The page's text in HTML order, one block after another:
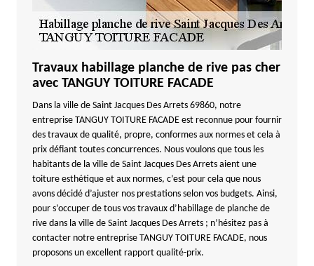
Travaux habillage planche de rive pas cher
avec TANGUY TOITURE FACADE
Dans la ville de Saint Jacques Des Arrets 69860, notre
entreprise TANGUY TOITURE FACADE est reconnue pour fournir
des travaux de qualité, propre, conformes aux normes et cela à
prix défiant toutes concurrences. Nous voulons que tous les
habitants de la ville de Saint Jacques Des Arrets aient une
toiture esthétique et aux normes, c’est pour cela que nous
avons décidé d’ajuster nos prestations selon vos budgets. Ainsi,
pour s’occuper de tous vos travaux d’habillage de planche de
rive dans la ville de Saint Jacques Des Arrets ; n’hésitez pas à
contacter notre entreprise TANGUY TOITURE FACADE, nous
proposons un excellent rapport qualité-prix.